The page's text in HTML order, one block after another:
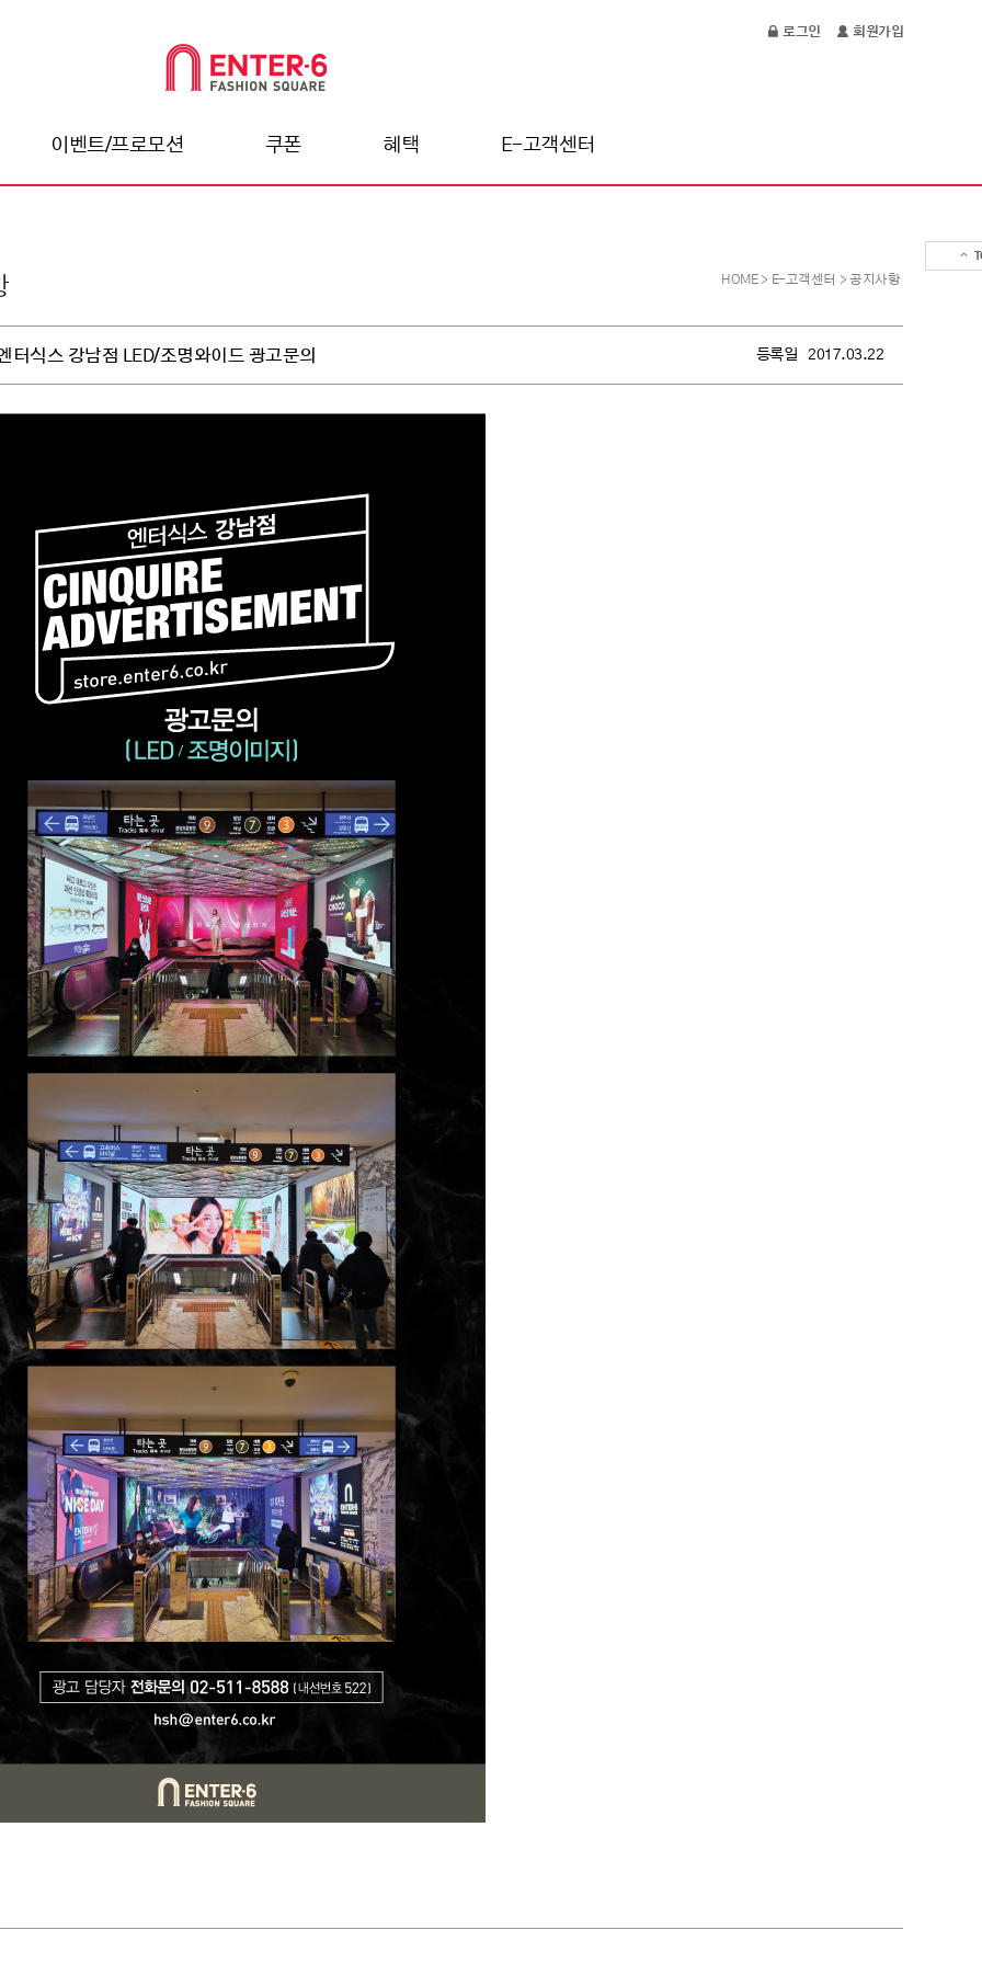
로그인 회원가입
이벤트/프로모션 쿠폰 혜택 E-고객센터
HOME > E-고객센터 > 공지사항
터식스 강남점 LED/조명와이드 광고문의 등록일 2017.03.22